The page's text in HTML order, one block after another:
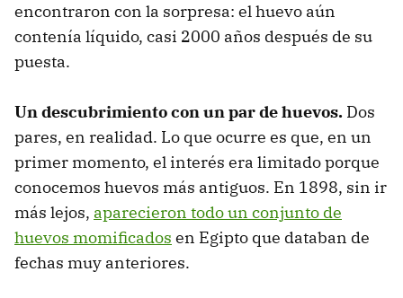
encontraron con la sorpresa: el huevo aún
contenía líquido, casi 2000 años después de su
puesta.
Un descubrimiento con un par de huevos. Dos
pares, en realidad. Lo que ocurre es que, en un
primer momento, el interés era limitado porque
conocemos huevos más antiguos. En 1898, sin ir
más lejos, aparecieron todo un conjunto de
huevos momificados en Egipto que databan de
fechas muy anteriores.